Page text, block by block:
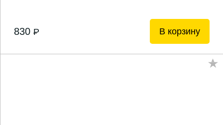
830 P В корзину